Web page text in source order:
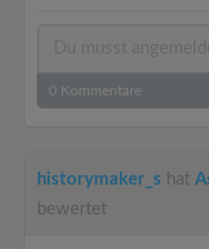
0 Kommentare
historymaker_s hat
bewertet